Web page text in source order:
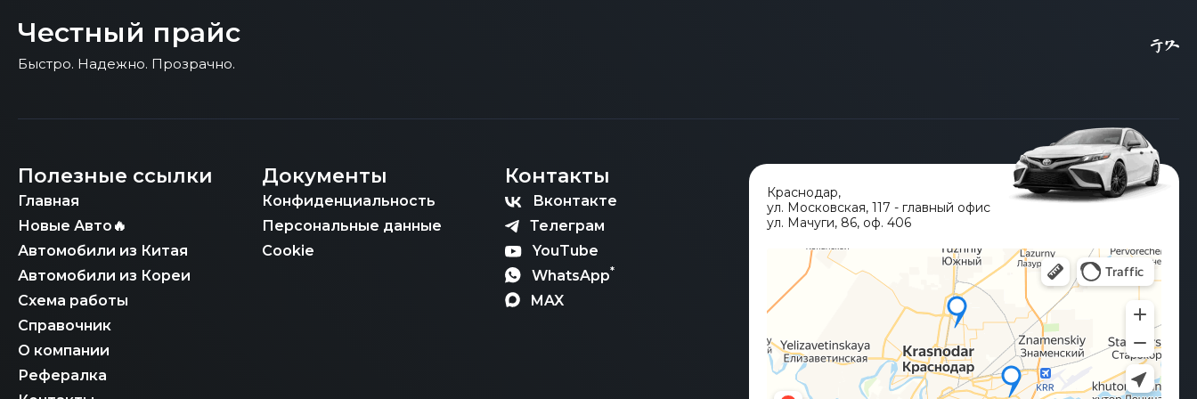
агрегат и его сертификация являются неотъемлемой частью процесса, гарантирующего юридическую чистоту и беспрепятственную
постановку вашего BMW X1 на учет в России, минимизируя любые риски.
Таможенный союз. Мы берем на себя всю цепочку, начиная от мультимодальной транспортировки из Кореи и заканчивая оперативным
таможенным оформлением (растаможка) с оптимизацией платежей. Мы гарантируем быструю и юридически чистую легализацию BMW X1 в
обеспечивает полную прозрачность сделки и делает «Честный Прайс» вашим надежным партнером для импорта премиальных автомобилей.
Честный прайс
Быстро. Надежно. Прозрачно.
Полезные ссылки
Главная
Новые Авто🔥
Автомобили из Китая
Автомобили из Кореи
Схема работы
Справочник
О компании
Рефералка
Документы
Конфиденциальность
Персональные данные
Cookie
Контакты
Вконтакте
Телеграм
YouTube
WhatsApp*
MAX
Краснодар,
ул. Московская, 117 - главный офис
ул. Мачуги, 86, оф. 406